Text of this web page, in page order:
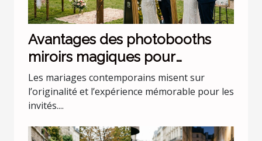
Avantages des photobooths
miroirs magiques pour
mariages uniques
Les mariages contemporains misent sur
l’originalité et l’expérience mémorable pour les
invités....